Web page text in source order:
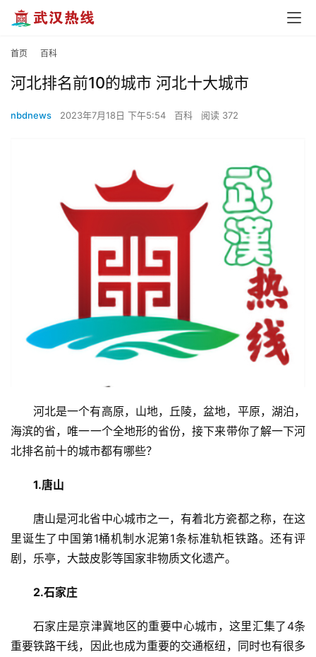
首页 百科
河北排名前10的城市 河北十大城市
nbdnews 2023年7月18日 下午5:54 百科 阅读 372
河北是一个有高原，山地，丘陵，盆地，平原，湖泊，
海滨的省，唯一一个全地形的省份，接下来带你了解一下河
北排名前十的城市都有哪些？
1.唐山
唐山是河北省中心城市之一，有着北方瓷都之称，在这
里诞生了中国第1桶机制水泥第1条标准轨柜铁路。还有评
剧，乐亭，大鼓皮影等国家非物质文化遗产。
2.石家庄
石家庄是京津冀地区的重要中心城市，这里汇集了4条
重要铁路干线，因此也成为重要的交通枢纽，同时也有很多